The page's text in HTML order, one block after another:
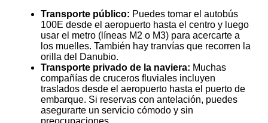
Transporte público: Puedes tomar el autobús
100E desde el aeropuerto hasta el centro y luego
usar el metro (líneas M2 o M3) para acercarte a
los muelles. También hay tranvías que recorren la
orilla del Danubio.
Transporte privado de la naviera: Muchas
compañías de cruceros fluviales incluyen
traslados desde el aeropuerto hasta el puerto de
embarque. Si reservas con antelación, puedes
asegurarte un servicio cómodo y sin
preocupaciones.